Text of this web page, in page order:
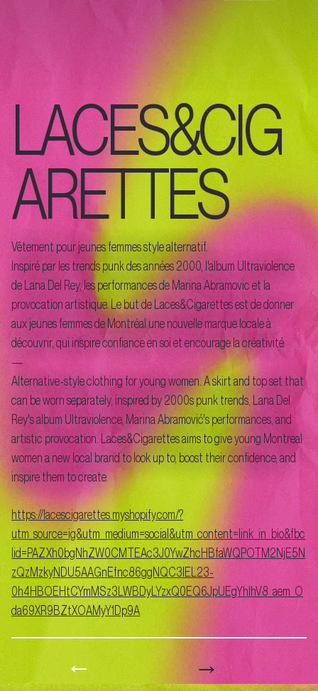
LACES&CIG
ARETTES
Vêtement pour jeunes femmes style alternatif.
Inspiré par les trends punk des années 2000, l'album Ultraviolence
de Lana Del Rey, les performances de Marina Abramovic et la
provocation artistique. Le but de Laces&Cigarettes est de donner
aux jeunes femmes de Montréal une nouvelle marque locale à
découvrir, qui inspire confiance en soi et encourage la créativité.
—
Alternative-style clothing for young women. A skirt and top set that
can be worn separately, inspired by 2000s punk trends, Lana Del
Rey's album Ultraviolence, Marina Abramović's performances, and
artistic provocation. Laces&Cigarettes aims to give young Montreal
women a new local brand to look up to, boost their confidence, and
inspire them to create.
https://lacescigarettes.myshopify.com/?
utm_source=ig&utm_medium=social&utm_content=link_in_bio&fbc
lid=PAZXh0bgNhZW0CMTEAc3J0YwZhcHBfaWQPOTM2NjE5N
zQzMzkyNDU5AAGnEfnc86ggNQC3lEL23-
0h4HBOEHtCYmMSz3LWBDyLYzxQ0EQ6JpUEgYhlhV8_aem_O
da69XR9BZtXOAMyY1Dp9A
← →